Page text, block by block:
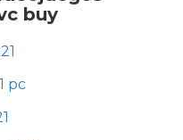
buy
pc